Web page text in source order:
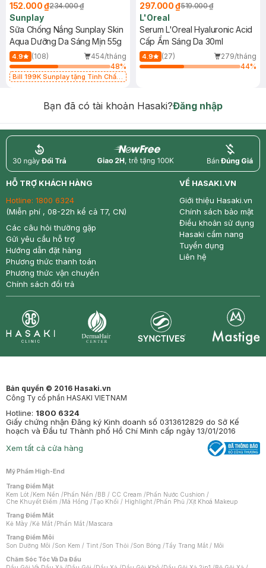
152.000 ₫234.000 ₫
Sunplay
Sữa Chống Nắng Sunplay Skin
Aqua Dưỡng Da Sáng Mịn 55g
4.9 (108)
454/tháng
48%
Bill 199K Sunplay tặng Tinh Chất
297.000 ₫519.000 ₫
L'Oreal
Serum L'Oreal Hyaluronic Acid
Cấp Ẩm Sáng Da 30ml
4.9 (27)
279/tháng
44%
Bạn đã có tài khoản Hasaki?Đăng nhập
return nowfree price
HỖ TRỢ KHÁCH HÀNG
Hotline: 1800 6324
(Miễn phí , 08-22h kể cả T7, CN)
Các câu hỏi thường gặp
Gửi yêu cầu hỗ trợ
Hướng dẫn đặt hàng
Phương thức thanh toán
Phương thức vận chuyển
Chính sách đổi trả
VỀ HASAKI.VN
Giới thiệu Hasaki.vn
Chính sách bảo mật
Điều khoản sử dụng
Hasaki cẩm nang
Tuyển dụng
Liên hệ
Bản quyền © 2016 Hasaki.vn
Công Ty cổ phần HASAKI VIETNAM
Hotline: 1800 6324
Giấy chứng nhận Đăng ký Kinh doanh số 0313612829 do Sở Kế
hoạch và Đầu tư Thành phố Hồ Chí Minh cấp ngày 13/01/2016
Xem tất cả cửa hàng
Mỹ Phẩm High-End
Trang Điểm Mặt
Kem Lót /Kem Nền /Phấn Nền /BB / CC Cream /Phấn Nước Cushion /
Che Khuyết Điểm /Má Hồng /Tạo Khối / Highlight /Phấn Phủ /Xịt Khoá Makeup
Trang Điểm Mắt
Kẻ Mày /Kẻ Mắt /Phấn Mắt /Mascara
Trang Điểm Môi
Son Dưỡng Môi /Son Kem / Tint /Son Thỏi /Son Bóng /Tẩy Trang Mắt / Môi
Chăm Sóc Tóc Và Da Đầu